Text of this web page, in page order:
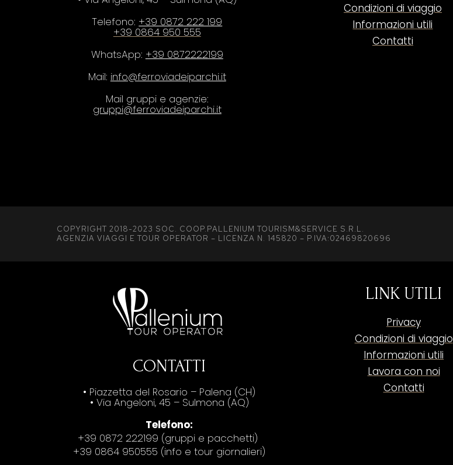
Telefono: +39 0872 222 199
+39 0864 950 555
WhatsApp: +39 0872222199
Mail: info@ferroviadeiparchi.it
Mail gruppi e agenzie:
gruppi@ferroviadeiparchi.it
Condizioni di viaggio
Informazioni utili
Contatti
COPYRIGHT 2018-2023 SOC. COOP.PALLENIUM TOURISM&SERVICE S.R.L.
AGENZIA VIAGGI E TOUR OPERATOR – LICENZA N. 145820 – P.IVA:02469820696
CONTATTI
• Piazzetta del Rosario – Palena (CH)
• Via Angeloni, 45 – Sulmona (AQ)
Telefono:
+39 0872 222199 (gruppi e pacchetti)
+39 0864 950555 (info e tour giornalieri)
LINK UTILI
Privacy
Condizioni di viaggio
Informazioni utili
Lavora con noi
Contatti